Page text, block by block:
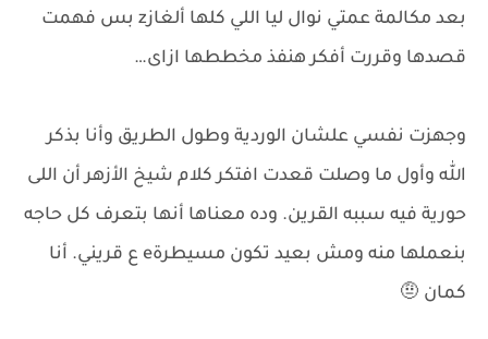
بعد مكالمة عمتي نوال ليا اللي كلها ألغازz بس فهمت
قصدها وقررت أفكر هنفذ مخططها ازاى…
وجهزت نفسي علشان الوردية وطول الطريق وأنا بذكر
الله وأول ما وصلت قعدت افتكر كلام شيخ الأزهر أن اللى
حورية فيه سببه القرين. وده معناها أنها بتعرف كل حاجه
بنعملها منه ومش بعيد تكون مسيطرةe ع قريني. أنا
كمان 🤨